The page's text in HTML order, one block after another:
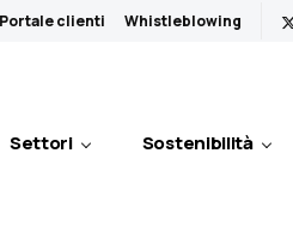
Portale clienti Whistleblowing
Settori Sostenibilità